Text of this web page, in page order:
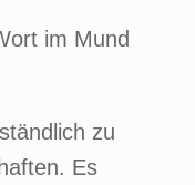
im Mund
zu
Es